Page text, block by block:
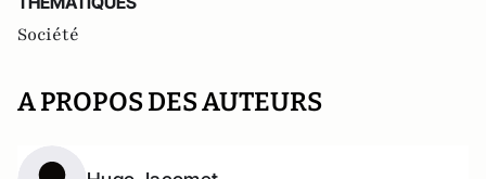
Société
A PROPOS DES AUTEURS